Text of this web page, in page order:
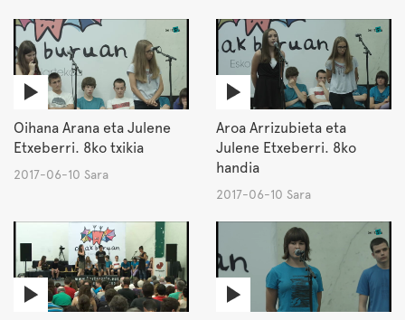
Oihana Arana eta Julene
Etxeberri. 8ko txikia
2017-06-10 Sara
Aroa Arrizubieta eta
Julene Etxeberri. 8ko
handia
2017-06-10 Sara